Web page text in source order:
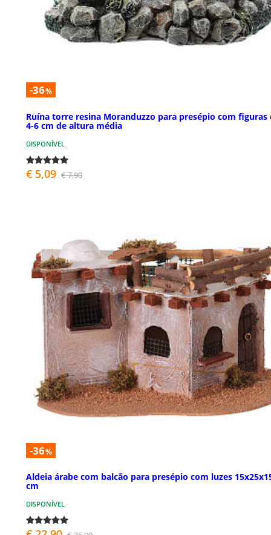
-36%
Ruína torre resina Moranduzzo para presépio com figuras
4-6 cm de altura média
DISPONÍVEL
€ 5,09 € 7,90
-36%
Aldeia árabe com balcão para presépio com luzes
cm
DISPONÍVEL